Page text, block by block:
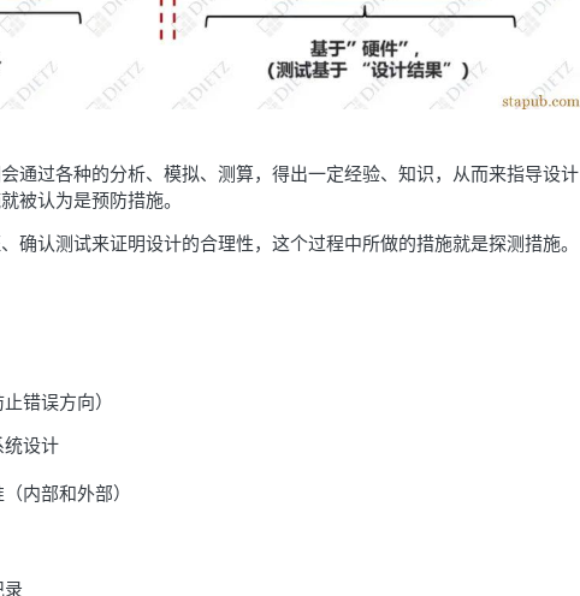
通过各种的分析、模拟、测算，得出一定经验、知识，从而来指导设计
被认为是预防措施。
确认测试来证明设计的合理性，这个过程中所做的措施就是探测措施。
错误方向）
设计
内部和外部）